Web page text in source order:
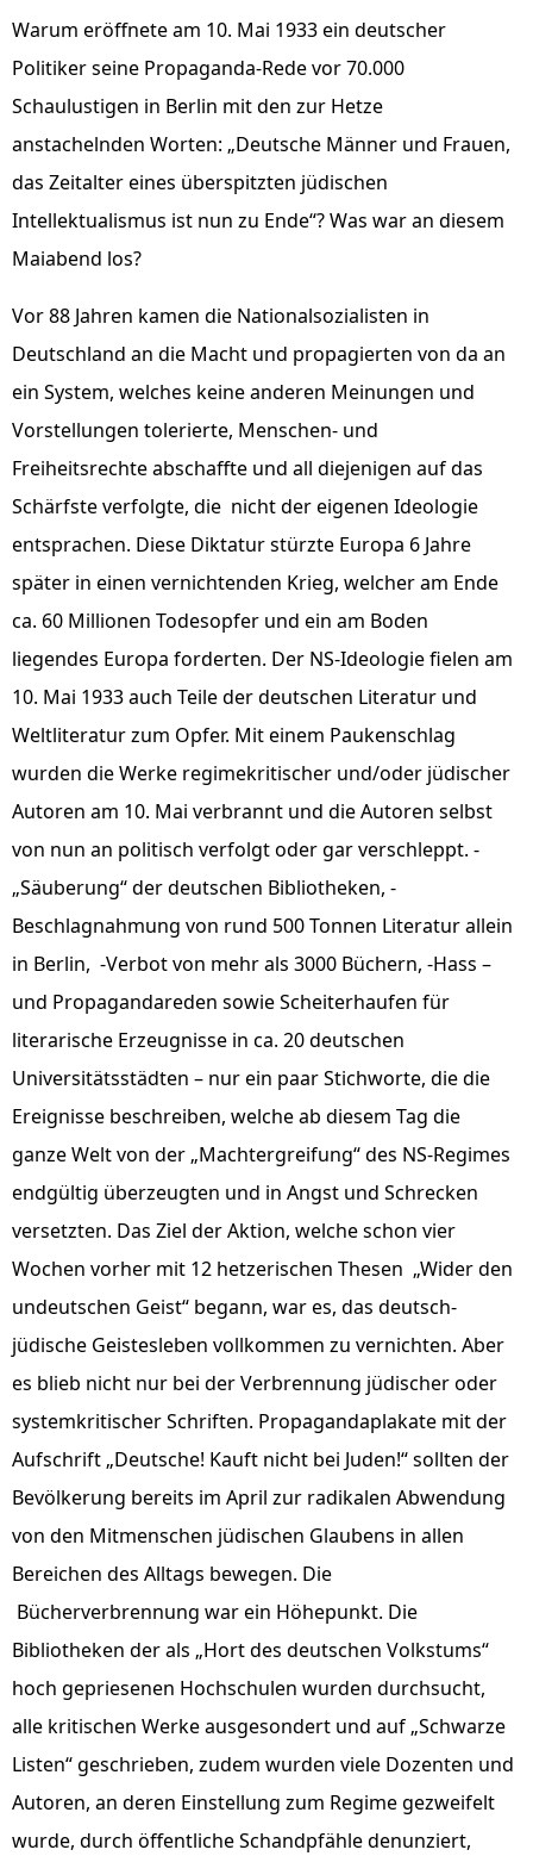
Warum eröffnete am 10. Mai 1933 ein deutscher
Politiker seine Propaganda-Rede vor 70.000
Schaulustigen in Berlin mit den zur Hetze
anstachelnden Worten: „Deutsche Männer und Frauen,
das Zeitalter eines überspitzten jüdischen
Intellektualismus ist nun zu Ende“? Was war an diesem
Maiabend los?
Vor 88 Jahren kamen die Nationalsozialisten in
Deutschland an die Macht und propagierten von da an
ein System, welches keine anderen Meinungen und
Vorstellungen tolerierte, Menschen- und
Freiheitsrechte abschaffte und all diejenigen auf das
Schärfste verfolgte, die nicht der eigenen Ideologie
entsprachen. Diese Diktatur stürzte Europa 6 Jahre
später in einen vernichtenden Krieg, welcher am Ende
ca. 60 Millionen Todesopfer und ein am Boden
liegendes Europa forderten. Der NS-Ideologie fielen am
10. Mai 1933 auch Teile der deutschen Literatur und
Weltliteratur zum Opfer. Mit einem Paukenschlag
wurden die Werke regimekritischer und/oder jüdischer
Autoren am 10. Mai verbrannt und die Autoren selbst
von nun an politisch verfolgt oder gar verschleppt. -
„Säuberung“ der deutschen Bibliotheken, -
Beschlagnahmung von rund 500 Tonnen Literatur allein
in Berlin, -Verbot von mehr als 3000 Büchern, -Hass –
und Propagandareden sowie Scheiterhaufen für
literarische Erzeugnisse in ca. 20 deutschen
Universitätsstädten – nur ein paar Stichworte, die die
Ereignisse beschreiben, welche ab diesem Tag die
ganze Welt von der „Machtergreifung“ des NS-Regimes
endgültig überzeugten und in Angst und Schrecken
versetzten. Das Ziel der Aktion, welche schon vier
Wochen vorher mit 12 hetzerischen Thesen „Wider den
undeutschen Geist“ begann, war es, das deutsch-
jüdische Geistesleben vollkommen zu vernichten. Aber
es blieb nicht nur bei der Verbrennung jüdischer oder
systemkritischer Schriften. Propagandaplakate mit der
Aufschrift „Deutsche! Kauft nicht bei Juden!“ sollten der
Bevölkerung bereits im April zur radikalen Abwendung
von den Mitmenschen jüdischen Glaubens in allen
Bereichen des Alltags bewegen. Die
Bücherverbrennung war ein Höhepunkt. Die
Bibliotheken der als „Hort des deutschen Volkstums“
hoch gepriesenen Hochschulen wurden durchsucht,
alle kritischen Werke ausgesondert und auf „Schwarze
Listen“ geschrieben, zudem wurden viele Dozenten und
Autoren, an deren Einstellung zum Regime gezweifelt
wurde, durch öffentliche Schandpfähle denunziert,